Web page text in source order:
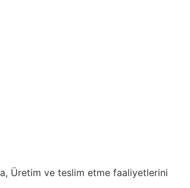
Üretim ve teslim etme faaliyetlerini